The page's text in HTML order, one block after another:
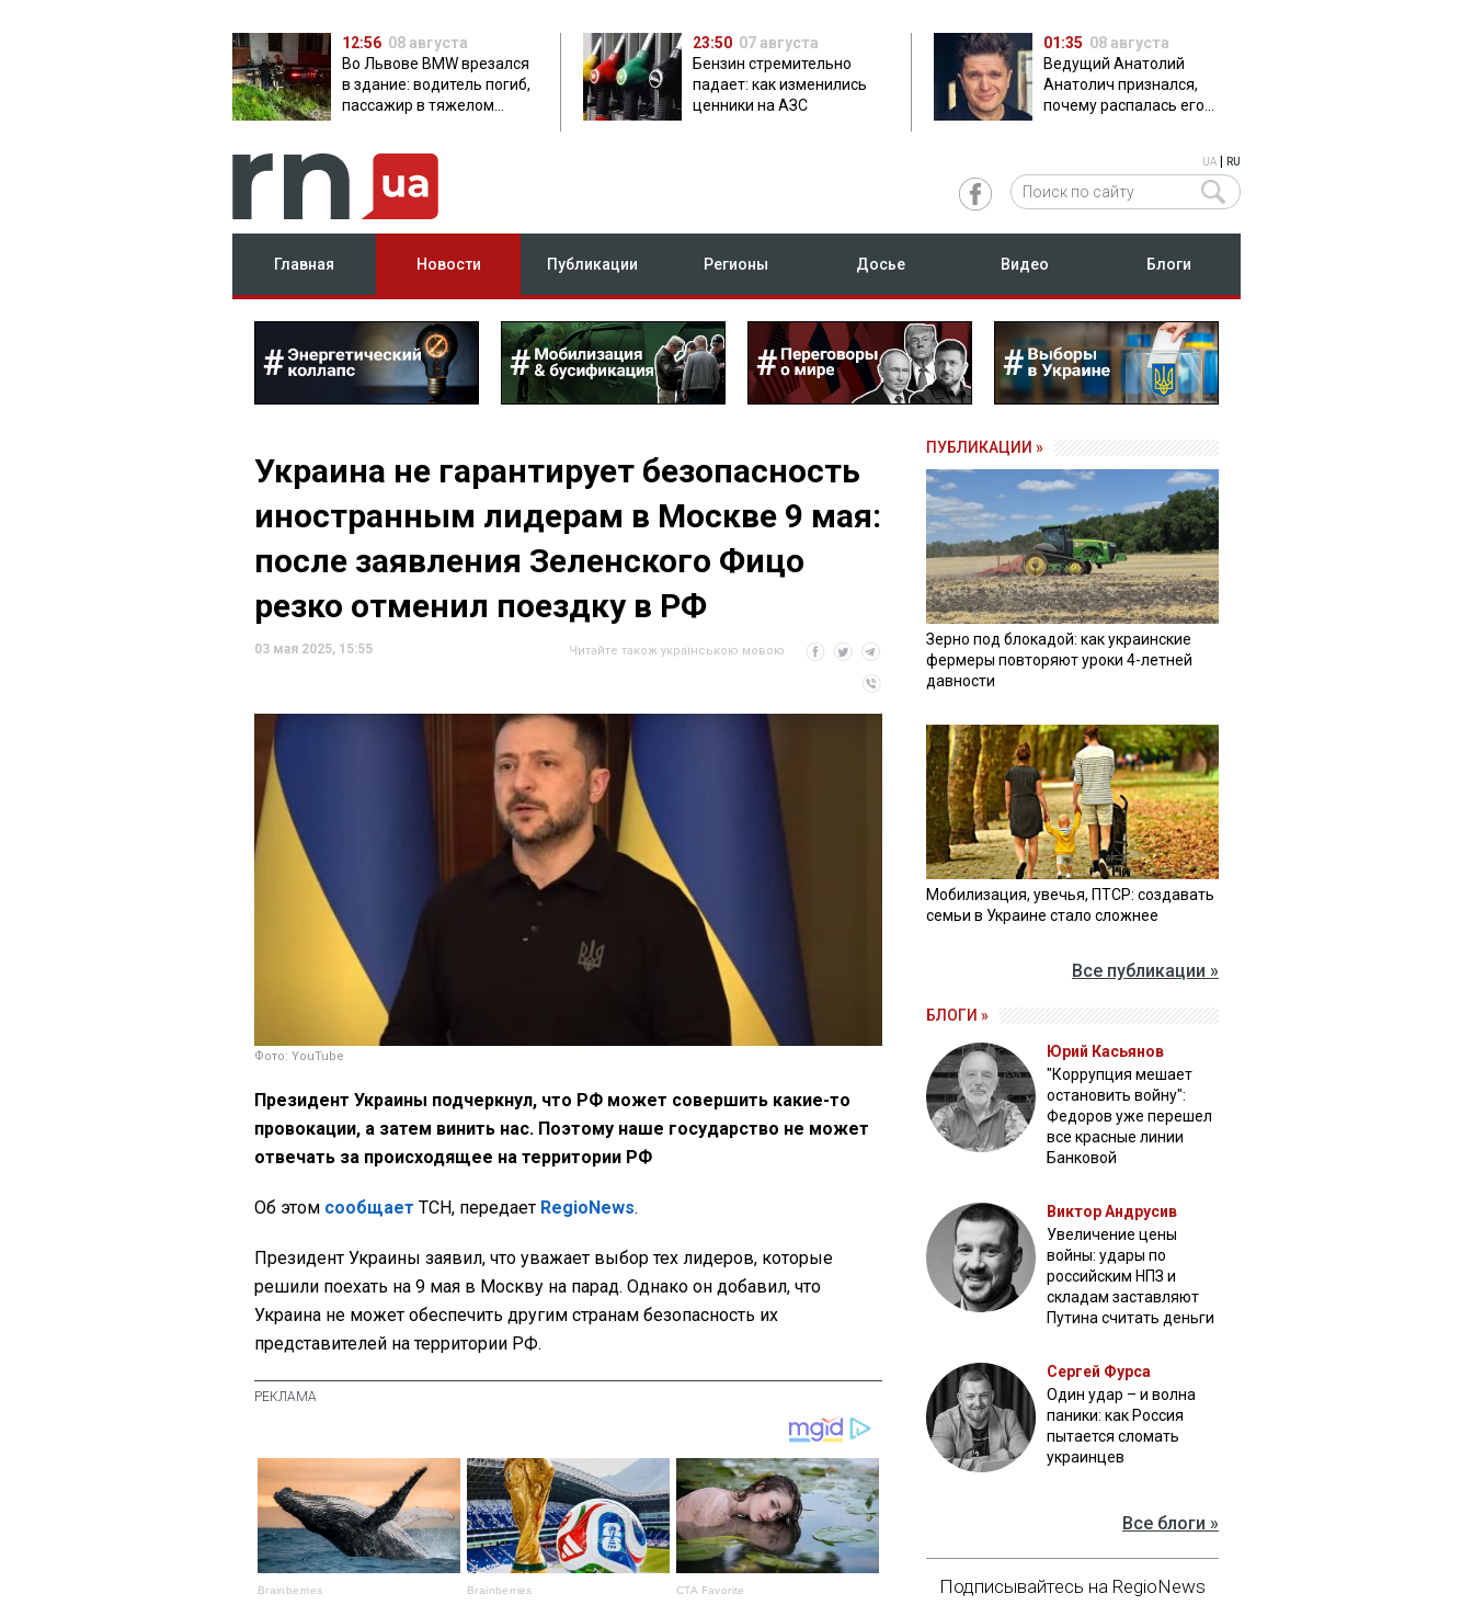
12:56 08 августа
Во Львове BMW врезался
в здание: водитель погиб,
пассажир в тяжелом
23:50 07 августа
Бензин стремительно
падает: как изменились
ценники на АЗС
01:35 08 августа
Ведущий Анатолий
Анатолич признался,
почему распалась его
UA RU
Главная Новости Публикации Регионы Досье Видео Блоги
Украина не гарантирует безопасность
иностранным лидерам в Москве 9 мая:
после заявления Зеленского Фицо
резко отменил поездку в РФ
03 мая 2025, 15:55 Читайте також українською мовою
Фото: YouTube
Президент Украины подчеркнул, что РФ может совершить какие-то
провокации, а затем винить нас. Поэтому наше государство не может
отвечать за происходящее на территории РФ
Об этом сообщает ТСН, передает RegioNews.
Президент Украины заявил, что уважает выбор тех лидеров, которые
решили поехать на 9 мая в Москву на парад. Однако он добавил, что
Украина не может обеспечить другим странам безопасность их
представителей на территории РФ.
ПУБЛИКАЦИИ »
Зерно под блокадой: как украинские
фермеры повторяют уроки 4-летней
давности
Мобилизация, увечья, ПТСР: создавать
семьи в Украине стало сложнее
Все публикации »
БЛОГИ »
Юрий Касьянов
"Коррупция мешает
остановить войну":
Федоров уже перешел
все красные линии
Банковой
Виктор Андрусив
Увеличение цены
войны: удары по
российским НПЗ и
складам заставляют
Путина считать деньги
Сергей Фурса
Один удар – и волна
паники: как Россия
пытается сломать
украинцев
Все блоги »
Подписывайтесь на RegioNews